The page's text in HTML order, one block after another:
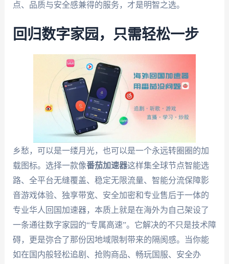
点、品质与安全感兼得的服务，才是明智之选。
回归数字家园，只需轻松一步
乡愁，可以是一缕月光，也可以是一个永远转圈圈的加
载图标。选择一款像番茄加速器这样集全球节点智能选
路、全平台无缝覆盖、稳定无限流量、智能分流保障影
音游戏体验、独享带宽、安全加密和专业售后于一体的
专业华人回国加速器，本质上就是在海外为自己架设了
一条通往数字家园的“专属高速”。它解决的不只是技术障
碍，更是弥合了那份因地域限制带来的隔阂感。当你能
如在国内般轻松追剧、抢购商品、畅玩国服、安全办